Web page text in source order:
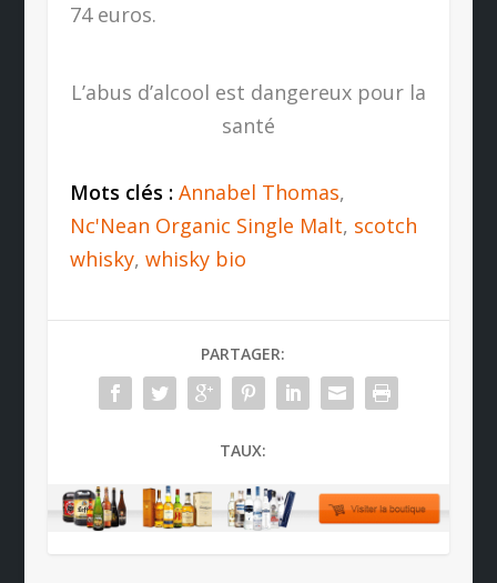
74 euros.
L’abus d’alcool est dangereux pour la
santé
Mots clés : Annabel Thomas,
Nc'Nean Organic Single Malt, scotch
whisky, whisky bio
PARTAGER:
TAUX: